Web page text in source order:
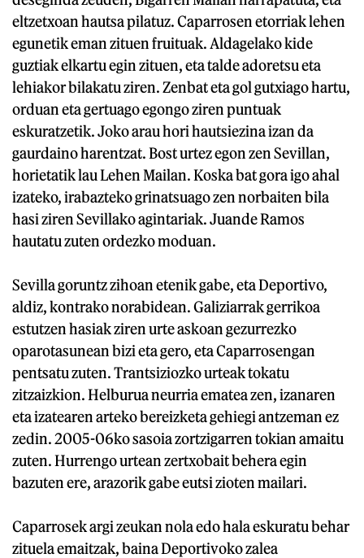
eltzetxoan hautsa pilatuz. Caparrosen etorriak lehen
egunetik eman zituen fruituak. Aldagelako kide
guztiak elkartu egin zituen, eta talde adoretsu eta
lehiakor bilakatu ziren. Zenbat eta gol gutxiago hartu,
orduan eta gertuago egongo ziren puntuak
eskuratzetik. Joko arau hori hautsiezina izan da
gaurdaino harentzat. Bost urtez egon zen Sevillan,
horietatik lau Lehen Mailan. Koska bat gora igo ahal
izateko, irabazteko grinatsuago zen norbaiten bila
hasi ziren Sevillako agintariak. Juande Ramos
hautatu zuten ordezko moduan.
Sevilla goruntz zihoan etenik gabe, eta Deportivo,
aldiz, kontrako norabidean. Galiziarrak gerrikoa
estutzen hasiak ziren urte askoan gezurrezko
oparotasunean bizi eta gero, eta Caparrosengan
pentsatu zuten. Trantsiziozko urteak tokatu
zitzaizkion. Helburua neurria ematea zen, izanaren
eta izatearen arteko bereizketa gehiegi antzeman ez
zedin. 2005-06ko sasoia zortzigarren tokian amaitu
zuten. Hurrengo urtean zertxobait behera egin
bazuten ere, arazorik gabe eutsi zioten mailari.
Caparrosek argi zeukan nola edo hala eskuratu behar
zituela emaitzak, baina Deportivoko zalea